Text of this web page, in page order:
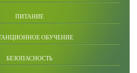
ПИТАНИЕ
ОБУЧЕНИЕ
БЕЗОПАСНОСТЬ